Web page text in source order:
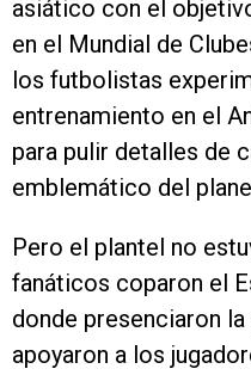
asiático con el
en el Mundial de
los futbolistas
entrenamiento en el
para pulir detalles de
emblemático del
Pero el plantel no
fanáticos coparon el
donde presenciaron
apoyaron a los